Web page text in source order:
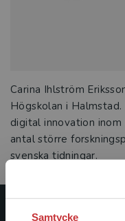
Samtycke
Carina Ihlström
Högskolan i
digital innovation
antal större
svenska tidningar.